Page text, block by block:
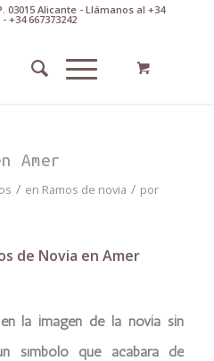
03015 Alicante - Llámanos al +34
- +34 667373242
Amer
/ en Ramos de novia / por
de Novia en Amer
la imagen de la novia sin
símbolo que acabará de